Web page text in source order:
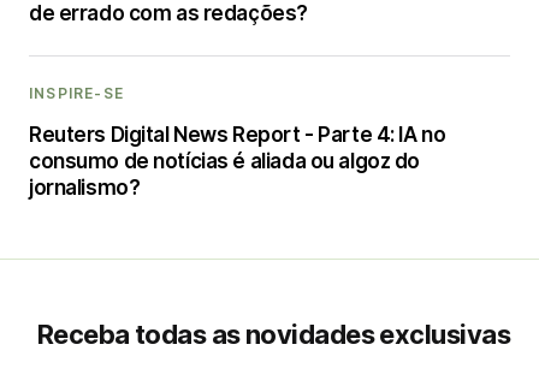
de errado com as redações?
INSPIRE-SE
Reuters Digital News Report - Parte 4: IA no
consumo de notícias é aliada ou algoz do
jornalismo?
Receba todas as novidades exclusivas